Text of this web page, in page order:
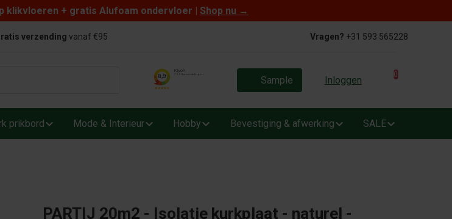
klikvloeren + gratis Alufoam ondervloer | Shop nu →
verzending vanaf €95 Vragen? +31 593 565228
Sample Inloggen 0
prikbord Mode & Interieur Hobby Bevestiging & afwerking SALE
PARTIJ 20m2 - Isolatie kurkplaat - naturel -